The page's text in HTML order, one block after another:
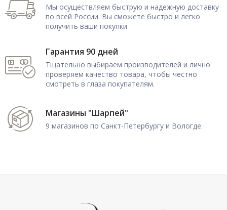
Мы осуществляем быструю и надежную доставку
по всей России. Вы сможете быстро и легко
получить ваши покупки
Гарантия 90 дней
Тщательно выбираем производителей и лично
проверяем качество товара, чтобы честно
смотреть в глаза покупателям.
Магазины "Шарпей"
9 магазинов по Санкт-Петербургу и Вологде.